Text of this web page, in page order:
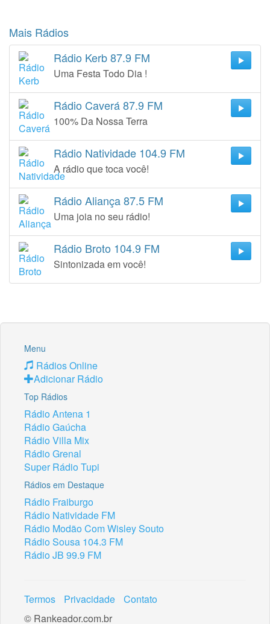
Mais Rádios
Rádio Kerb 87.9 FM
Uma Festa Todo Dia !
Rádio Caverá 87.9 FM
100% Da Nossa Terra
Rádio Natividade 104.9 FM
A rádio que toca você!
Rádio Aliança 87.5 FM
Uma joia no seu rádio!
Rádio Broto 104.9 FM
Sintonizada em você!
Menu
Rádios Online
Adicionar Rádio
Top Rádios
Rádio Antena 1
Rádio Gaúcha
Rádio Villa Mix
Rádio Grenal
Super Rádio Tupi
Rádios em Destaque
Rádio Fraiburgo
Rádio Natividade FM
Rádio Modão Com Wisley Souto
Rádio Sousa 104.3 FM
Rádio JB 99.9 FM
Termos Privacidade
Contato
© Rankeador.com.br